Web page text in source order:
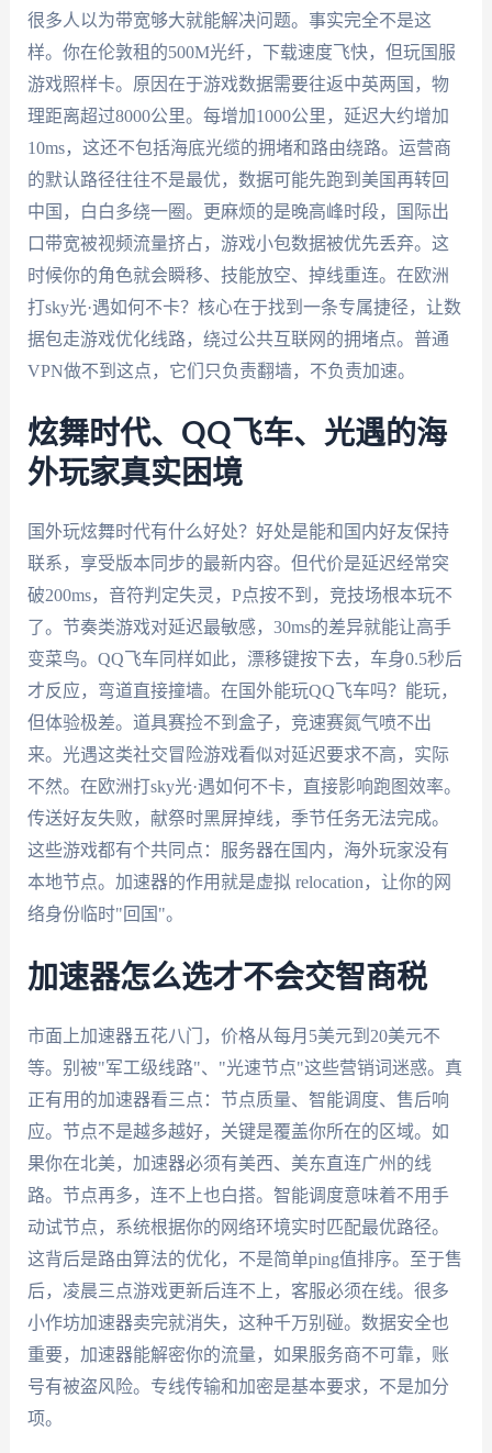
很多人以为带宽够大就能解决问题。事实完全不是这
样。你在伦敦租的500M光纤，下载速度飞快，但玩国服
游戏照样卡。原因在于游戏数据需要往返中英两国，物
理距离超过8000公里。每增加1000公里，延迟大约增加
10ms，这还不包括海底光缆的拥堵和路由绕路。运营商
的默认路径往往不是最优，数据可能先跑到美国再转回
中国，白白多绕一圈。更麻烦的是晚高峰时段，国际出
口带宽被视频流量挤占，游戏小包数据被优先丢弃。这
时候你的角色就会瞬移、技能放空、掉线重连。在欧洲
打sky光·遇如何不卡？核心在于找到一条专属捷径，让数
据包走游戏优化线路，绕过公共互联网的拥堵点。普通
VPN做不到这点，它们只负责翻墙，不负责加速。
炫舞时代、QQ飞车、光遇的海
外玩家真实困境
国外玩炫舞时代有什么好处？好处是能和国内好友保持
联系，享受版本同步的最新内容。但代价是延迟经常突
破200ms，音符判定失灵，P点按不到，竞技场根本玩不
了。节奏类游戏对延迟最敏感，30ms的差异就能让高手
变菜鸟。QQ飞车同样如此，漂移键按下去，车身0.5秒后
才反应，弯道直接撞墙。在国外能玩QQ飞车吗？能玩，
但体验极差。道具赛捡不到盒子，竞速赛氮气喷不出
来。光遇这类社交冒险游戏看似对延迟要求不高，实际
不然。在欧洲打sky光·遇如何不卡，直接影响跑图效率。
传送好友失败，献祭时黑屏掉线，季节任务无法完成。
这些游戏都有个共同点：服务器在国内，海外玩家没有
本地节点。加速器的作用就是虚拟 relocation，让你的网
络身份临时"回国"。
加速器怎么选才不会交智商税
市面上加速器五花八门，价格从每月5美元到20美元不
等。别被"军工级线路"、"光速节点"这些营销词迷惑。真
正有用的加速器看三点：节点质量、智能调度、售后响
应。节点不是越多越好，关键是覆盖你所在的区域。如
果你在北美，加速器必须有美西、美东直连广州的线
路。节点再多，连不上也白搭。智能调度意味着不用手
动试节点，系统根据你的网络环境实时匹配最优路径。
这背后是路由算法的优化，不是简单ping值排序。至于售
后，凌晨三点游戏更新后连不上，客服必须在线。很多
小作坊加速器卖完就消失，这种千万别碰。数据安全也
重要，加速器能解密你的流量，如果服务商不可靠，账
号有被盗风险。专线传输和加密是基本要求，不是加分
项。